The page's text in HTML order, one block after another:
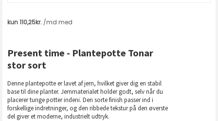
Present time - Plantepotte Tonar
stor sort
Denne plantepotte er lavet af jern, hvilket giver dig en stabil
base til dine planter. Jernmaterialet holder godt, selv når du
placerer tunge potter indeni. Den sorte finish passer ind i
forskellige indretninger, og den ribbede tekstur på den øverste
del giver et moderne, industrielt udtryk.